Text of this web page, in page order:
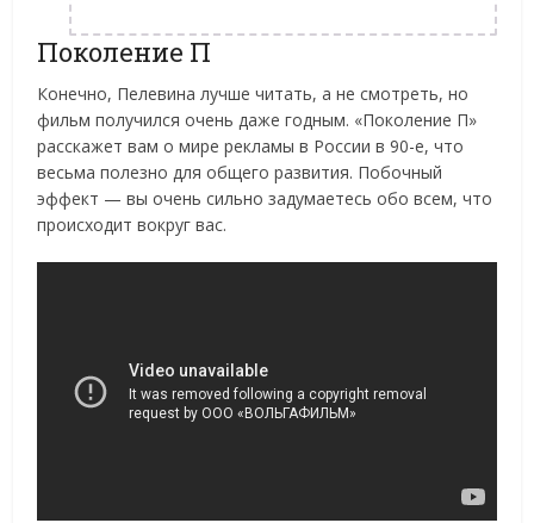
Поколение П
Конечно, Пелевина лучше читать, а не смотреть, но
фильм получился очень даже годным. «Поколение П»
расскажет вам о мире рекламы в России в 90-е, что
весьма полезно для общего развития. Побочный
эффект — вы очень сильно задумаетесь обо всем, что
происходит вокруг вас.